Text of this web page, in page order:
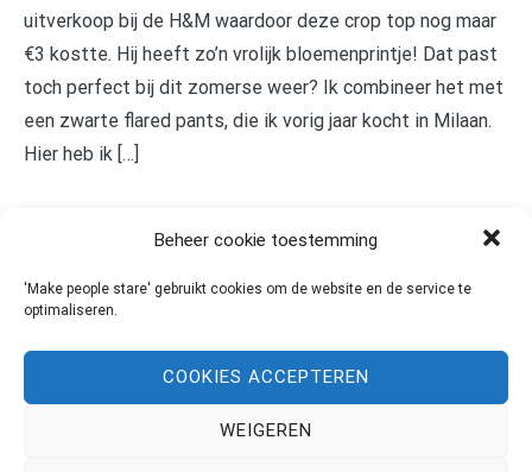
Beheer cookie toestemming
'Make people stare' gebruikt cookies om de website en de service te
optimaliseren.
COOKIES ACCEPTEREN
WEIGEREN
uitverkoop bij de H&M waardoor deze crop top nog maar
€3 kostte. Hij heeft zo’n vrolijk bloemenprintje! Dat past
toch perfect bij dit zomerse weer? Ik combineer het met
een zwarte flared pants, die ik vorig jaar kocht in Milaan.
Hier heb ik […]